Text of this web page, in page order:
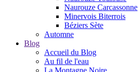
Naurouze Carcassonne
Minervois Biterrois
Béziers Sète
Automne
Blog
Accueil du Blog
Au fil de l'eau
La Montagne Noire